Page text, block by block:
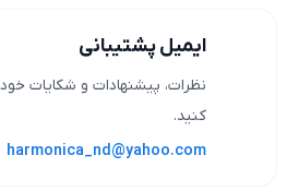
ایمیل پشتیبانی
نظرات، پیشنهادات و شکایات
کنید.
harmonica_nd@yahoo.com